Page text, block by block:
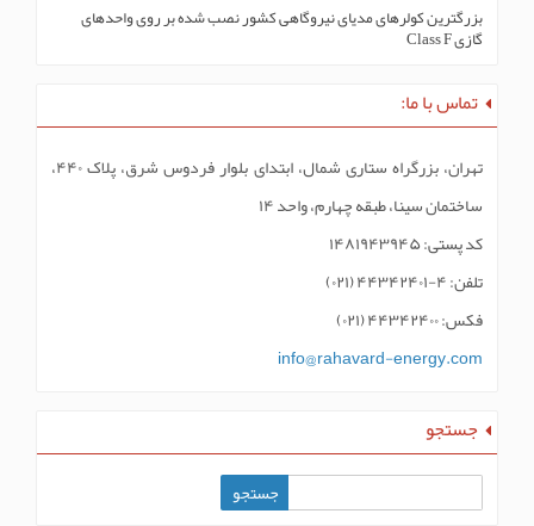
بزرگترین کولرهای مدیای نیروگاهی کشور نصب شده بر روی واحدهای
گازی Class F
تماس با ما:
تهران، بزرگراه ستاری شمال، ابتدای بلوار فردوس شرق، پلاک ۴۴۰،
ساختمان سینا، طبقه چهارم، واحد ۱۴
کد پستی: ۱۴۸۱۹۴۳۹۴۵
تلفن: ۴-۴۴۳۴۲۴۰۱ (۰۲۱)
فکس: ۴۴۳۴۲۴۰۰ (۰۲۱)
info@rahavard-energy.com
جستجو